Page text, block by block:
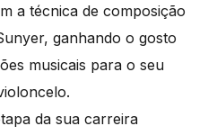
a técnica de composição
ganhando o gosto
musicais para o seu
da sua carreira